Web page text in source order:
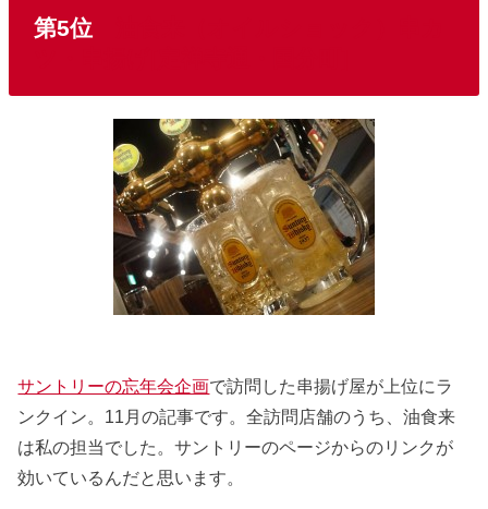
第5位
サントリーの忘年会企画で訪問した串揚げ屋が上位にラ
ンクイン。11月の記事です。全訪問店舗のうち、油食来
は私の担当でした。サントリーのページからのリンクが
効いているんだと思います。